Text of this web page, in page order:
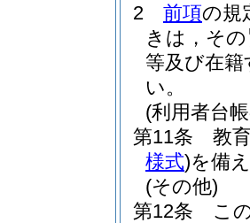
2
前項の規
きは，そ
等及び在
い。
(利用者台
第11条
教
様式)を備
(その他)
第12条
こ